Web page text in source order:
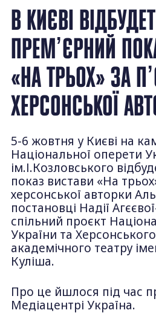
В КИЄВІ
ПРЕМʼЄРНИЙ
«НА ТРЬОХ» ЗА
ХЕРСОНСЬКОЇ
5-6 жовтня у Києві на
Національної оперети
ім.І.Козловського
показ вистави «На
херсонської авторки
постановці Надії
спільний проєкт
України та
академічного театру
Куліша.
Про це йшлося під час
Медіацентрі Україна.